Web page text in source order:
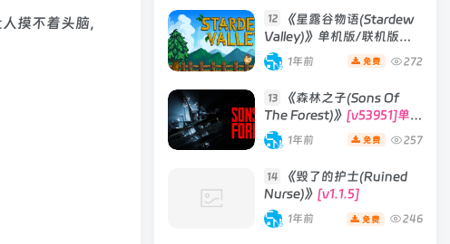
摸不着头脑， 12
《星露谷物语(Stardew
Valley)》单机版/联机版
[v1.6.15]
1年前 免费 272
13
《森林之子(Sons Of
The Forest)》 [v53951]单机
版|联机版
1年前 免费 257
14
《毁了的护士(Ruined
Nurse)》 [v1.1.5]
1年前 免费 246